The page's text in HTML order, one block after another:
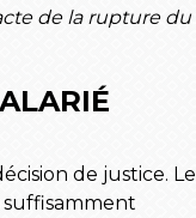
de la rupture du
de justice. Le